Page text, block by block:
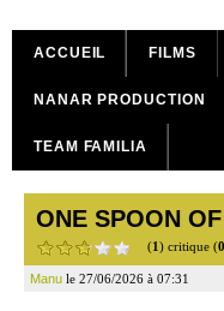
ACCUEIL FILMS
NANAR PRODUCTION
TEAM FAMILIA
ONE SPOON
(1) critique (0
Manu le 27/06/2026 à 07:31